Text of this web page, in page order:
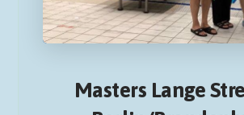
Masters Lange